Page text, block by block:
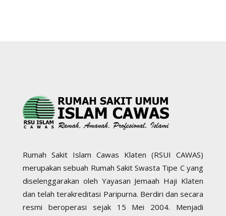
Rumah Sakit Islam Cawas Klaten (RSUI CAWAS)
merupakan sebuah Rumah Sakit Swasta Tipe C yang
diselenggarakan oleh Yayasan Jemaah Haji Klaten
dan telah terakreditasi Paripurna. Berdiri dan secara
resmi beroperasi sejak 15 Mei 2004. Menjadi